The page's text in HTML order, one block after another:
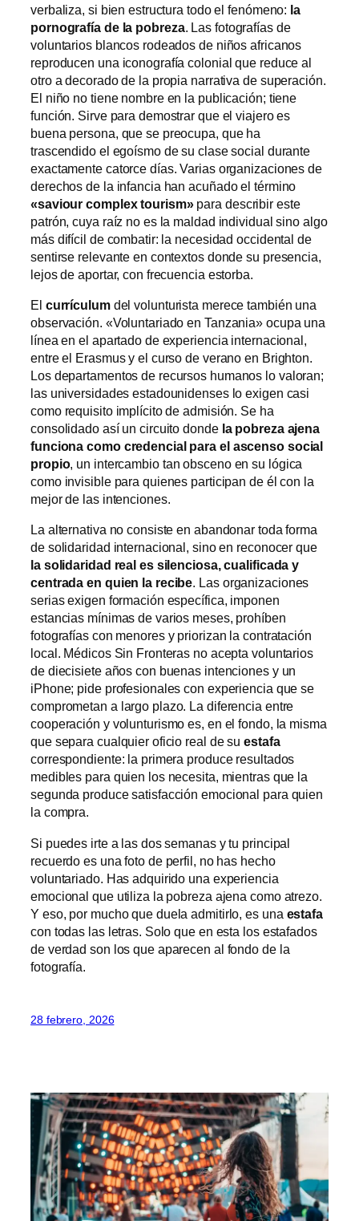
verbaliza, si bien estructura todo el fenómeno: la
pornografía de la pobreza. Las fotografías de
voluntarios blancos rodeados de niños africanos
reproducen una iconografía colonial que reduce al
otro a decorado de la propia narrativa de superación.
El niño no tiene nombre en la publicación; tiene
función. Sirve para demostrar que el viajero es
buena persona, que se preocupa, que ha
trascendido el egoísmo de su clase social durante
exactamente catorce días. Varias organizaciones de
derechos de la infancia han acuñado el término
«saviour complex tourism»para describir este
patrón, cuya raíz no es la maldad individual sino algo
más difícil de combatir: la necesidad occidental de
sentirse relevante en contextos donde su presencia,
lejos de aportar, con frecuencia estorba.
El currículumdel volunturista merece también una
observación. «Voluntariado en Tanzania» ocupa una
línea en el apartado de experiencia internacional,
entre el Erasmus y el curso de verano en Brighton.
Los departamentos de recursos humanos lo valoran;
las universidades estadounidenses lo exigen casi
como requisito implícito de admisión. Se ha
consolidado así un circuito donde la pobreza ajena
funciona como credencial para el ascenso social
propio, un intercambio tan obsceno en su lógica
como invisible para quienes participan de él con la
mejor de las intenciones.
La alternativa no consiste en abandonar toda forma
de solidaridad internacional, sino en reconocer que
la solidaridad real es silenciosa, cualificada y
centrada en quien la recibe. Las organizaciones
serias exigen formación específica, imponen
estancias mínimas de varios meses, prohíben
fotografías con menores y priorizan la contratación
local. Médicos Sin Fronteras no acepta voluntarios
de diecisiete años con buenas intenciones y un
iPhone; pide profesionales con experiencia que se
comprometan a largo plazo. La diferencia entre
cooperación y volunturismo es, en el fondo, la misma
que separa cualquier oficio real de suestafa
correspondiente: la primera produce resultados
medibles para quien los necesita, mientras que la
segunda produce satisfacción emocional para quien
la compra.
Si puedes irte a las dos semanas y tu principal
recuerdo es una foto de perfil, no has hecho
voluntariado. Has adquirido una experiencia
emocional que utiliza la pobreza ajena como atrezo.
Y eso, por mucho que duela admitirlo, es una estafa
con todas las letras. Solo que en esta los estafados
de verdad son los que aparecen al fondo de la
fotografía.
28 febrero, 2026